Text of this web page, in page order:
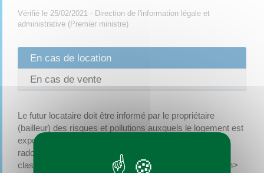
Vérifié le 25/02/2021 - Direction de l'information légale et
administrative (Premier ministre)
En cas de location
En cas de vente
Le futur locataire doit être informé par le propriétaire
(bailleur) des risques et pollutions auxquels le logement est
exposé (naturels, miniers, technologiques, sismiques,
radon...). Pour ce faire, un diagnostic <span
class="expression">état des risques et pollutions</span>